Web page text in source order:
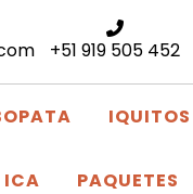
+51 919 505 452
IQUITOS
ICA PAQUETES